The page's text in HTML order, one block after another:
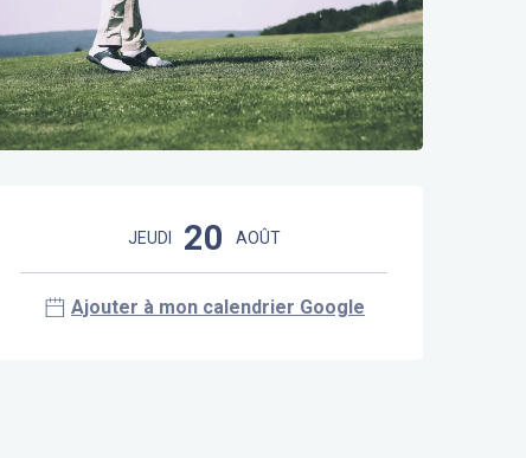
Ouverture et coordonnées
JEUDI 20 AOÛT
Ajouter à mon calendrier Google